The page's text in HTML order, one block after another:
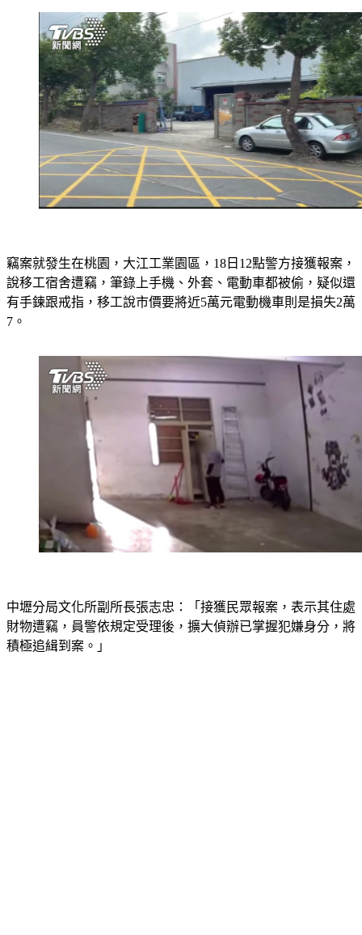
說移工宿舍遭竊，筆錄上手機、外套、電動車都被偷，疑似還
有手鍊跟戒指，移工說市價要將近5萬元電動機車則是損失2萬
7。
財物遭竊，員警依規定受理後，擴大偵辦已掌握犯嫌身分，將
積極追緝到案。」